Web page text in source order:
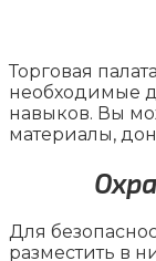
Торговая
необходимые
навыков. Вы
материалы,
Для
разместить в